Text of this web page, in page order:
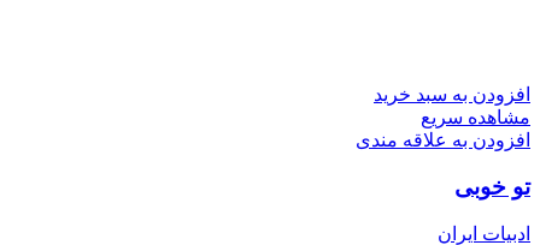
افزودن به سبد خرید
مشاهده سریع
افزودن به علاقه مندی
تو خوبی
ادبیات ایران